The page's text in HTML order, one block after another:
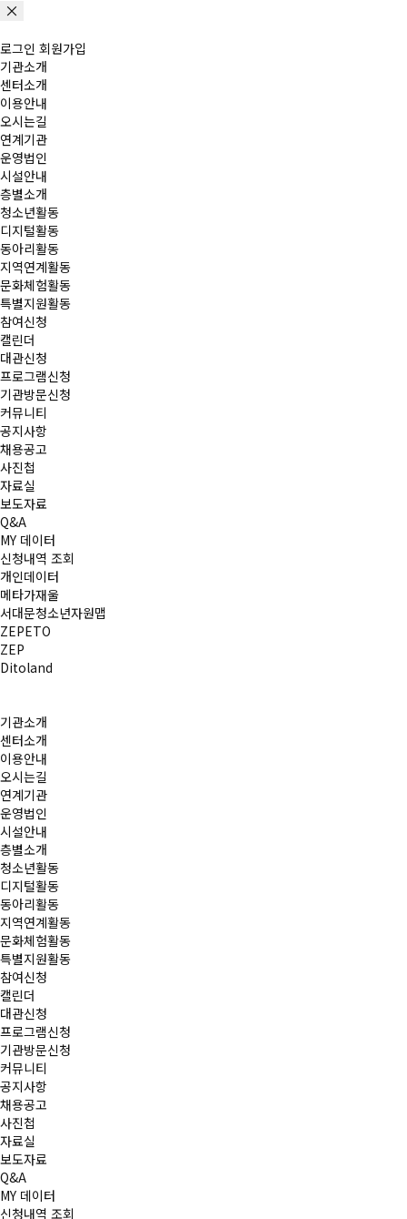
로그인 회원가입
기관소개
센터소개
이용안내
오시는길
연계기관
운영법인
시설안내
층별소개
청소년활동
디지털활동
동아리활동
지역연계활동
문화체험활동
특별지원활동
참여신청
캘린더
대관신청
프로그램신청
기관방문신청
커뮤니티
공지사항
채용공고
사진첩
자료실
보도자료
Q&A
MY 데이터
신청내역 조회
개인데이터
메타가재울
서대문청소년자원맵
ZEPETO
ZEP
Ditoland
기관소개
센터소개
이용안내
오시는길
연계기관
운영법인
시설안내
층별소개
청소년활동
디지털활동
동아리활동
지역연계활동
문화체험활동
특별지원활동
참여신청
캘린더
대관신청
프로그램신청
기관방문신청
커뮤니티
공지사항
채용공고
사진첩
자료실
보도자료
Q&A
MY 데이터
신청내역 조회